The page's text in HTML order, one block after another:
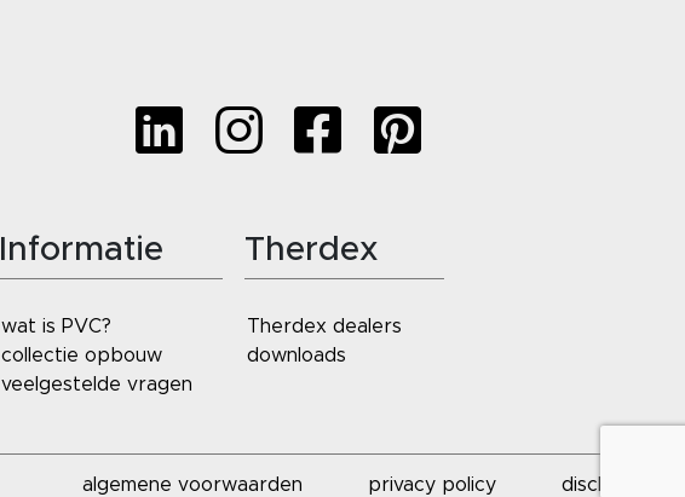
Informatie
wat is PVC?
collectie opbouw
veelgestelde vragen
Therdex
Therdex dealers
downloads
algemene voorwaarden privacy policy disclaimer